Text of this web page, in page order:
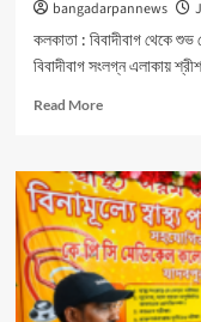
bangadarpannews
কলকাতা : বিবাদীবাগ থেকে
বিবাদীবাগ সংলগ্ন এলাকায়
Read MoreRead
শ্রী
শ্রী
জগন্নাথ
সেবা
সমিতির
উদ্যোগে
রথযাত্রা